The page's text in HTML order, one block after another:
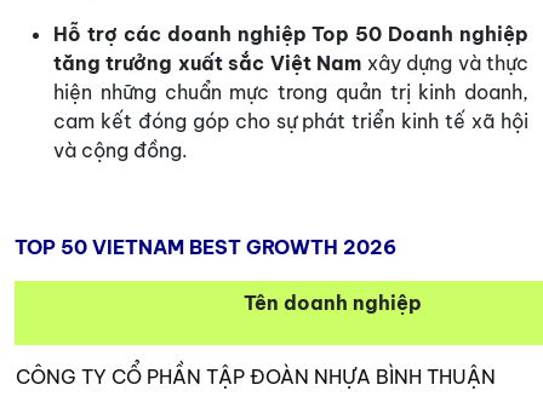
Hỗ trợ các doanh nghiệp Top 50 Doanh nghiệp
tăng trưởng xuất sắc Việt Nam xây dựng và thực
hiện những chuẩn mực trong quản trị kinh doanh,
cam kết đóng góp cho sự phát triển kinh tế xã hội
và cộng đồng.
TOP 50 VIETNAM BEST GROWTH 2026
Tên doanh nghiệp
CÔNG TY CỔ PHẦN TẬP ĐOÀN NHỰA BÌNH THUẬN